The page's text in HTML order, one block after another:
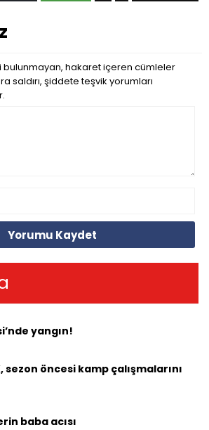
bulunmayan, hakaret içeren cümleler
saldırı, şiddete teşvik yorumları
Yorumu Kaydet
yangın!
sezon öncesi kamp çalışmalarını
baba acısı